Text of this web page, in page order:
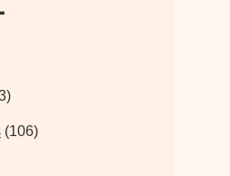
(106)